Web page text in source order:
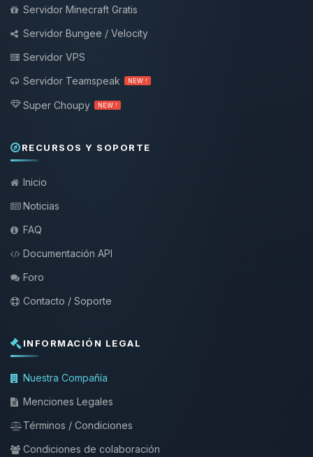
Servidor Minecraft Gratis
Servidor Bungee / Velocity
Servidor VPS
Servidor Teamspeak
NEW !
Super Choupy NEW !
RECURSOS Y SOPORTE
Inicio
Noticias
FAQ
Documentación API
Foro
Contacto / Soporte
INFORMACIÓN LEGAL
Nuestra Compañía
Menciones Legales
Términos / Condiciones
Condiciones de colaboración